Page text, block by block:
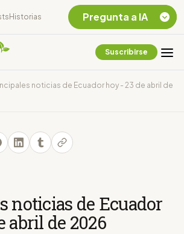
Historias
Suscribirse
noticias de Ecuador hoy - 23 de abril de
noticias de Ecuador
abril de 2026
Pregunta a IA
Chevron Ecuador